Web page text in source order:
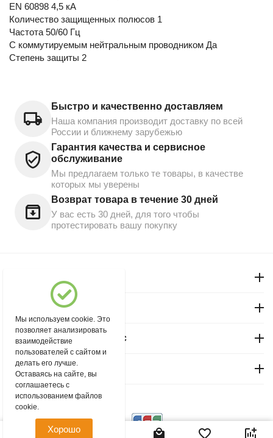
EN 60898 4,5 кА
Количество защищенных полюсов 1
Частота 50/60 Гц
С коммутируемым нейтральным проводником Да
Степень защиты 2
Быстро и качественно доставляем
Наша компания производит доставку по всей
России и ближнему зарубежью
Гарантия качества и сервисное
обслуживание
Мы предлагаем только те товары, в качестве
которых мы уверены
Возврат товара в течение 30 дней
У вас есть 30 дней, для того чтобы
протестировать вашу покупку
Магазин "Северный"
Покупательский сервис
Контакты
© 2004 - 2026 msever.ru.
Мы используем cookie. Это
позволяет анализировать
взаимодействие
пользователей с сайтом и
делать его лучше.
Оставаясь на сайте, вы
соглашаетесь с
использованием файлов
cookie.
Хорошо